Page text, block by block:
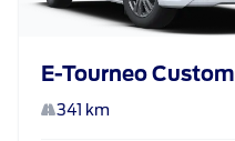
E-Tourneo Custom
341 km